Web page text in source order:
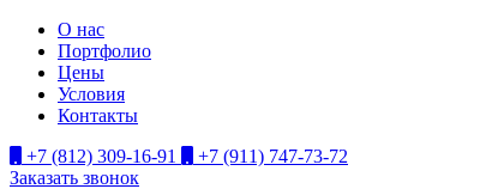
О нас
Портфолио
Цены
Условия
Контакты
+7 (812) 309-16-91
+7 (911) 747-73-72
Заказать звонок